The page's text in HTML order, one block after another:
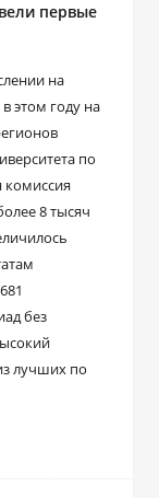
первые
на
этом году на
по
8 тысяч
без
лучших по